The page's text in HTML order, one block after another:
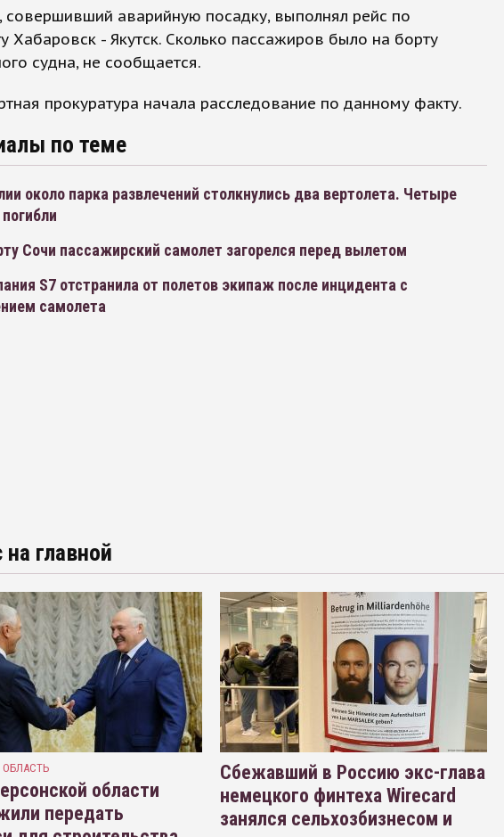
совершивший аварийную посадку, выполнял рейс по
Хабаровск - Якутск. Сколько пассажиров было на борту
судна, не сообщается.
прокуратура начала расследование по данному факту.
по теме
около парка развлечений столкнулись два вертолета. Четыре
Сочи пассажирский самолет загорелся перед вылетом
S7 отстранила от полетов экипаж после инцидента с
самолета
на главной
ОБЛАСТЬ
области
передать
Сбежавший в Россию экс-глава
немецкого финтеха Wirecard
занялся сельхозбизнесом и